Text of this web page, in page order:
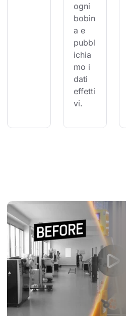
ogni
bobin
a e
pubbl
ichia
mo i
dati
effetti
vi.